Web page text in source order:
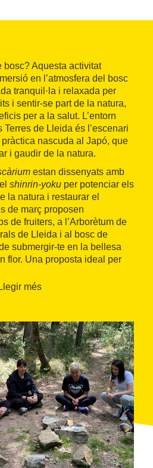
Aquesta activitat
en l’atmosfera del bosc
tranquil·la i relaxada per
i sentir-se part de la natura,
per a la salut. L’entorn
de Lleida és l’escenari
nascuda al Japó, que
i gaudir de la natura.
estan dissenyats amb
shinrin-yoku per potenciar els
la natura i restaurar el
de març proposen
de fruiters, a l’Arborètum de
de Lleida i al bosc de
submergir-te en la bellesa
flor. Una proposta ideal per
Llegir més